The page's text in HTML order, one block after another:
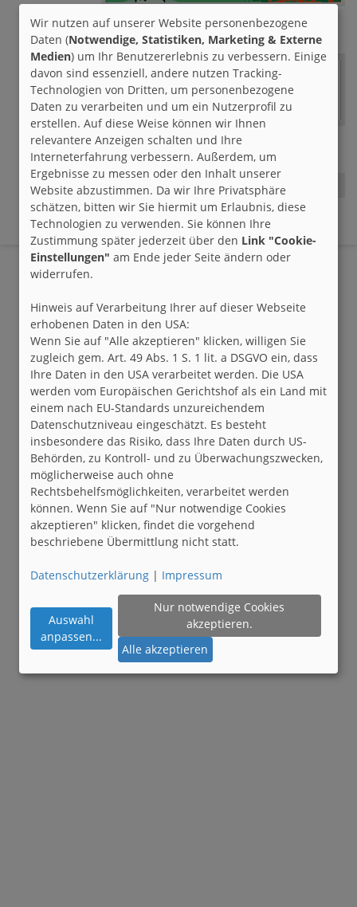
brieffreunde.de 22.02.2024 - 00:30 h
brieffreunde.de 22.02.2023 - 00:30 h
brieffreunde.de 22.02.2022 - 00:30 h
Wir nutzen auf unserer Website personenbezogene
Daten (Notwendige, Statistiken, Marketing & Externe
Medien) um Ihr Benutzererlebnis zu verbessern. Einige
davon sind essenziell, andere nutzen Tracking-
Technologien von Dritten, um personenbezogene
Daten zu verarbeiten und um ein Nutzerprofil zu
erstellen. Auf diese Weise können wir Ihnen
relevantere Anzeigen schalten und Ihre
Interneterfahrung verbessern. Außerdem, um
Ergebnisse zu messen oder den Inhalt unserer
Website abzustimmen. Da wir Ihre Privatsphäre
schätzen, bitten wir Sie hiermit um Erlaubnis, diese
Technologien zu verwenden. Sie können Ihre
Zustimmung später jederzeit über den Link "Cookie-
Einstellungen" am Ende jeder Seite ändern oder
widerrufen.
Hinweis auf Verarbeitung Ihrer auf dieser Webseite
erhobenen Daten in den USA:
Wenn Sie auf "Alle akzeptieren" klicken, willigen Sie
zugleich gem. Art. 49 Abs. 1 S. 1 lit. a DSGVO ein, dass
Ihre Daten in den USA verarbeitet werden. Die USA
werden vom Europäischen Gerichtshof als ein Land mit
einem nach EU-Standards unzureichendem
Datenschutzniveau eingeschätzt. Es besteht
insbesondere das Risiko, dass Ihre Daten durch US-
Behörden, zu Kontroll- und zu Überwachungszwecken,
möglicherweise auch ohne
Rechtsbehelfsmöglichkeiten, verarbeitet werden
können. Wenn Sie auf "Nur notwendige Cookies
akzeptieren" klicken, findet die vorgehend
beschriebene Übermittlung nicht statt.
Datenschutzerklärung | Impressum
Auswahl
anpassen...
Nur notwendige Cookies
akzeptieren.
Alle akzeptieren